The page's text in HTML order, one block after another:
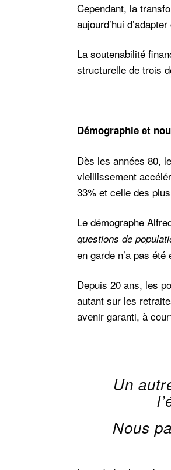
Cependant, la
aujourd’hui
La soutenabilité
structurelle de trois
Démographie et
Dès les années 80,
vieillissement
33% et celle des
Le démographe
questions de
en garde n’a pas
Depuis 20 ans, les
autant sur les
avenir garanti, à
Un
Nous